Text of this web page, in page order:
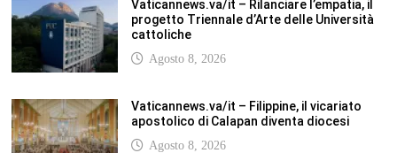
Vaticannews.va/it – Rilanciare l’empatia, il
progetto Triennale d’Arte delle Università
cattoliche
Agosto 8, 2026
Vaticannews.va/it – Filippine, il vicariato
apostolico di Calapan diventa diocesi
Agosto 8, 2026